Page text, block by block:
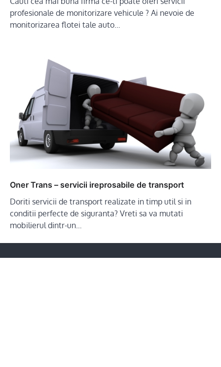
profesionale de monitorizare vehicule ? Ai nevoie de
monitorizarea flotei tale auto…
Oner Trans – servicii ireprosabile de transport
Doriti servicii de transport realizate in timp util si in
conditii perfecte de siguranta? Vreti sa va mutati
mobilierul dintr-un…